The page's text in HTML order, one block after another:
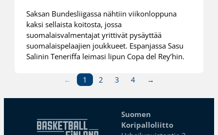
Saksan Bundesliigassa nähtiin viikonloppuna
kaksi sellaista koitosta, jossa
suomalaisvalmentajat yrittivät pysäyttää
suomalaispelaajien joukkueet. Espanjassa Sasu
Salinin Teneriffa leimasi lipun Copa del Rey’hin.
← 1 2 3 4 →
Suomen
Koripalloliitto